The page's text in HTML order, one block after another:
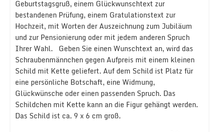
Geburtstagsgruß, einem Glückwunschtext zur
bestandenen Prüfung, einem Gratulationstext zur
Hochzeit, mit Worten der Auszeichnung zum Jubiläum
und zur Pensionierung oder mit jedem anderen Spruch
Ihrer Wahl. Geben Sie einen Wunschtext an, wird das
Schraubenmännchen gegen Aufpreis mit einem kleinen
Schild mit Kette geliefert. Auf dem Schild ist Platz für
eine persönliche Botschaft, eine Widmung,
Glückwünsche oder einen passenden Spruch. Das
Schildchen mit Kette kann an die Figur gehängt werden.
Das Schild ist ca. 9 x 6 cm groß.